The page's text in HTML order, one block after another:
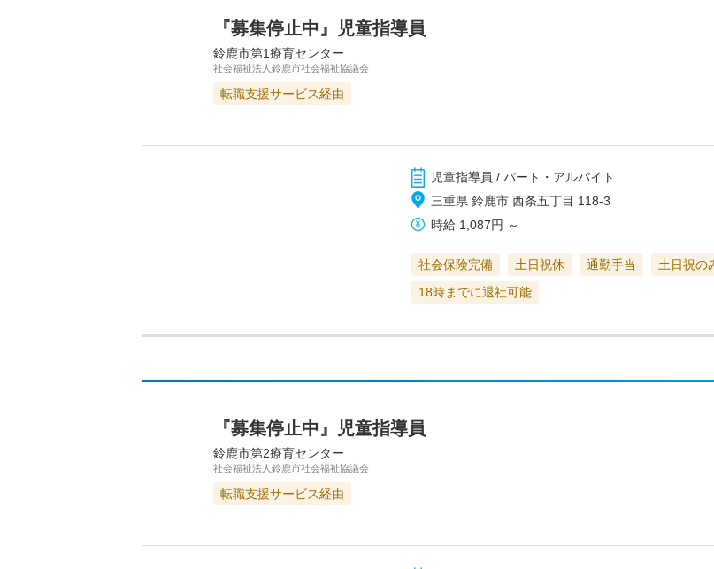
『募集停止中』児童指導員
鈴鹿市第1療育センター
社会福祉法人鈴鹿市社会福祉協議会
転職支援サービス経由
児童指導員 / パート・アルバイト
三重県 鈴鹿市 西条五丁目 118-3
時給 1,087円 ～
社会保険完備 土日祝休 通勤手当
土日祝の
18時までに退社可能
『募集停止中』児童指導員
鈴鹿市第2療育センター
社会福祉法人鈴鹿市社会福祉協議会
転職支援サービス経由